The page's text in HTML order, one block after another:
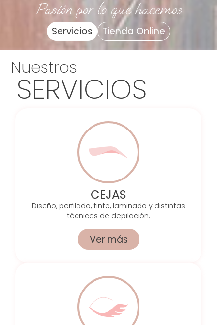
Pasión por lo que hacemos
Servicios Tienda Online
Nuestros
SERVICIOS
CEJAS
Diseño, perfilado, tinte, laminado y distintas
técnicas de depilación.
Ver más